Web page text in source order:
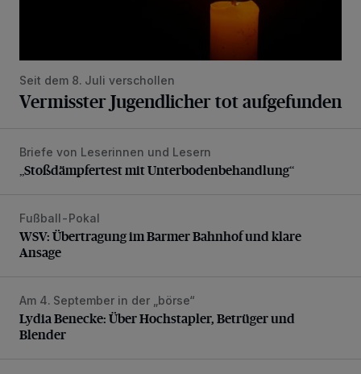
Seit dem 8. Juli verschollen
Vermisster Jugendlicher tot aufgefunden
„Stoßdämpfertest mit Unterbodenbehandlung“
Briefe von Leserinnen und Lesern
„Stoßdämpfertest mit Unterbodenbehandlung“
WSV: Übertragung im Barmer Bahnhof und klare Ansage
Fußball-Pokal
WSV: Übertragung im Barmer Bahnhof und klare
Ansage
Lydia Benecke: Über Hochstapler, Betrüger und Blender
Am 4. September in der „börse“
Lydia Benecke: Über Hochstapler, Betrüger und
Blender